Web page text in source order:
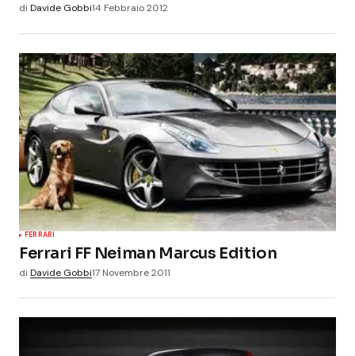
di Davide Gobbi14 Febbraio 2012
FERRARI
Ferrari FF Neiman Marcus Edition
di Davide Gobbi17 Novembre 2011